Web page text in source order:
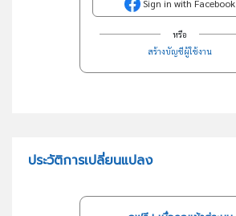
Sign in with Facebook
หรือ
สร้างบัญชีผู้ใช้งาน
ประวัติการเปลี่ยนแปลง